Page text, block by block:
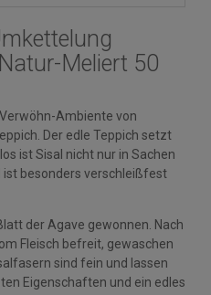
Meliert 50
Ambiente von
Der edle Teppich setzt
ist Sisal nicht nur in Sachen
besonders verschleißfest
der Agave gewonnen. Nach
Fleisch befreit, gewaschen
sind fein und lassen
Eigenschaften und ein edles